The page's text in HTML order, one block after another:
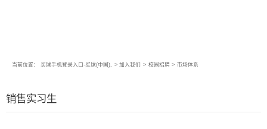
当前位置： 买球手机登录入口-买球(中国), > 加入我们 > 校园招聘 > 市场体系
销售实习生